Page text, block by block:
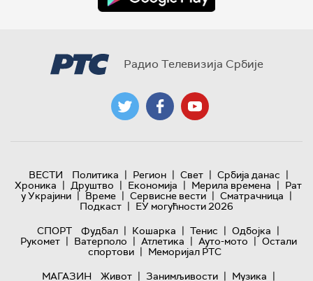
Радио Телевизија Србије
ВЕСТИ Политика | Регион | Свет | Србија данас |
Хроника | Друштво | Економија | Мерила времена | Рат
у Украјини | Време | Сервисне вести | Сматрачница |
Подкаст | ЕУ могућности 2026
СПОРТ
Фудбал | Кошарка | Тенис | Одбојка |
Рукомет | Ватерполо | Атлетика | Ауто-мото | Остали
спортови | Меморијал РТС
МАГАЗИН
Живот | Занимљивости | Музика |